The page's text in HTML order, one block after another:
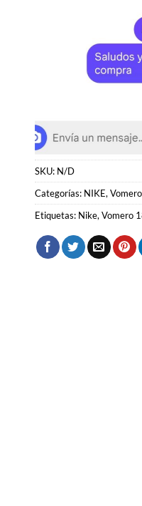
SKU:N/D
Categorías:NIKE,
Etiquetas:Nike,Vomero